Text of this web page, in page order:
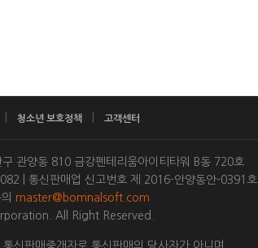
청소년 보호정책 고객센터
관양동 810 금강펜테리움아이티타워 B동 720호
| 통신판매업 신고번호 제 2016-안양동안-0391호
master@bomnalsoft.com
All Right Reserved.
신판매중개자로 통신판매의 당사자가 아니며,